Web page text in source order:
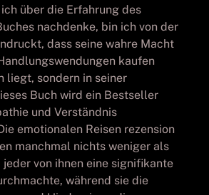
über die Erfahrung des
nachdenke, bin ich von der
dass seine wahre Macht
kaufen
liegt, sondern in seiner
Buch wird ein Bestseller
und Verständnis
emotionalen Reisen rezension
manchmal nichts weniger als
von ihnen eine signifikante
während sie die